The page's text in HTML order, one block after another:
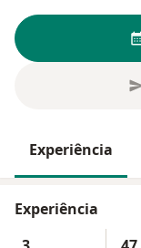
Experiência
Experiência